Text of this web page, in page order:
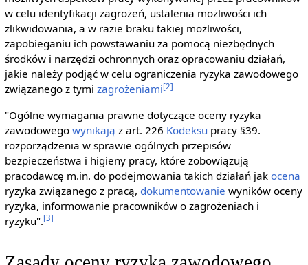
w celu identyfikacji zagrożeń, ustalenia możliwości ich
zlikwidowania, a w razie braku takiej możliwości,
zapobieganiu ich powstawaniu za pomocą niezbędnych
środków i narzędzi ochronnych oraz opracowaniu działań,
jakie należy podjąć w celu ograniczenia ryzyka zawodowego
związanego z tymi zagrożeniami[2]
"Ogólne wymagania prawne dotyczące oceny ryzyka
zawodowego wynikają z art. 226 Kodeksu pracy §39.
rozporządzenia w sprawie ogólnych przepisów
bezpieczeństwa i higieny pracy, które zobowiązują
pracodawcę m.in. do podejmowania takich działań jak ocena
ryzyka związanego z pracą, dokumentowanie wyników oceny
ryzyka, informowanie pracowników o zagrożeniach i
ryzyku".[3]